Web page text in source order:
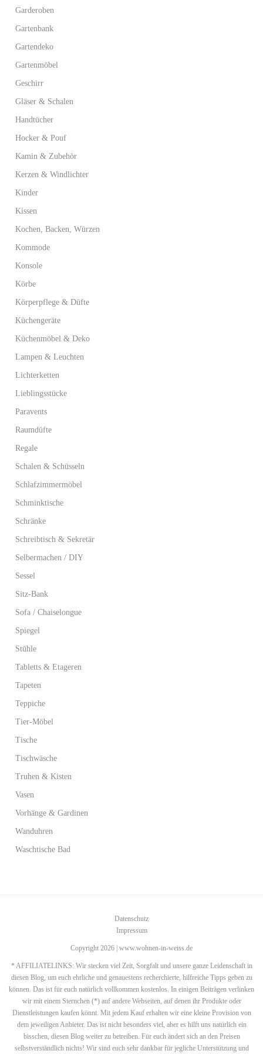
Garderoben
Gartenbank
Gartendeko
Gartenmöbel
Geschirr
Gläser & Schalen
Handtücher
Hocker & Pouf
Kamin & Zubehör
Kerzen & Windlichter
Kinder
Kissen
Kochen, Backen, Würzen
Kommode
Konsole
Körbe
Körperpflege & Düfte
Küchengeräte
Küchenmöbel & Deko
Lampen & Leuchten
Lichterketten
Lieblingsstücke
Paravents
Raumdüfte
Regale
Schalen & Schüsseln
Schlafzimmermöbel
Schminktische
Schränke
Schreibtisch & Sekretär
Selbermachen / DIY
Sessel
Sitz-Bank
Sofa / Chaiselongue
Spiegel
Stühle
Tabletts & Etageren
Tapeten
Teppiche
Tier-Möbel
Tische
Tischwäsche
Truhen & Kisten
Vasen
Vorhänge & Gardinen
Wanduhren
Waschtische Bad
Datenschutz
Impressum
Copyright 2026 | www.wohnen-in-weiss.de
* AFFILIATELINKS: Wir stecken viel Zeit, Sorgfalt und unsere ganze Leidenschaft in
diesen Blog, um euch ehrliche und genauestens recherchierte, hilfreiche Tipps geben zu
können. Das ist für euch natürlich vollkommen kostenlos. In einigen Beiträgen verlinken
wir mit einem Sternchen (*) auf andere Webseiten, auf denen ihr Produkte oder
Dienstleistungen kaufen könnt. Mit jedem Kauf erhalten wir eine kleine Provision von
dem jeweiligen Anbieter. Das ist nicht besonders viel, aber es hilft uns natürlich ein
bisschen, diesen Blog weiter zu betreiben. Für euch ändert sich an den Preisen
selbstverständlich nichts! Wir sind euch sehr dankbar für jegliche Unterstützung und